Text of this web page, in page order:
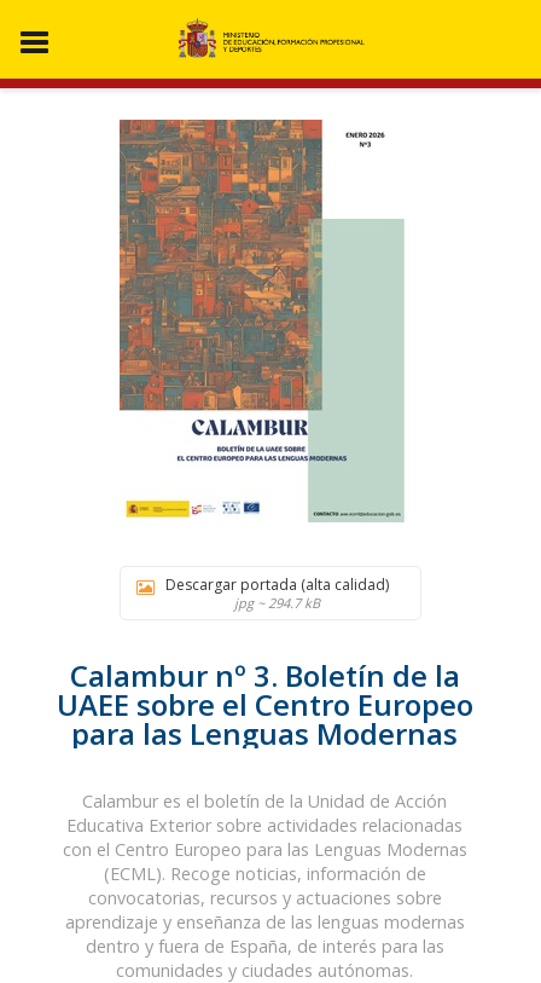
Descargar portada (alta calidad)
jpg ~ 294.7 kB
Calambur nº 3. Boletín de la
UAEE sobre el Centro Europeo
para las Lenguas Modernas
Calambur es el boletín de la Unidad de Acción
Educativa Exterior sobre actividades relacionadas
con el Centro Europeo para las Lenguas Modernas
(ECML). Recoge noticias, información de
convocatorias, recursos y actuaciones sobre
aprendizaje y enseñanza de las lenguas modernas
dentro y fuera de España, de interés para las
comunidades y ciudades autónomas.